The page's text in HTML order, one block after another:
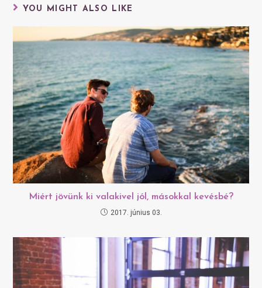
YOU MIGHT ALSO LIKE
Miért jövünk ki valakivel jól, másokkal kevésbé?
2017. június 03.